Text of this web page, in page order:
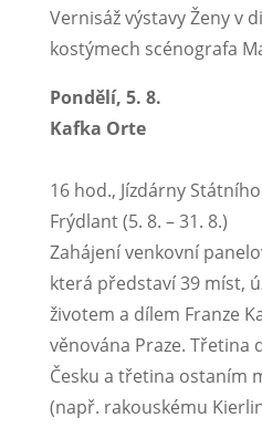
Vernisáž výstavy Ženy v
kostýmech scénografa
Pondělí, 5. 8.
Kafka Orte
16 hod., Jízdárny
Frýdlant (5. 8. – 31. 8.)
Zahájení venkovní
která představí 39 míst,
životem a dílem Franze
věnována Praze. Třetina
Česku a třetina ostaním
(např. rakouskému